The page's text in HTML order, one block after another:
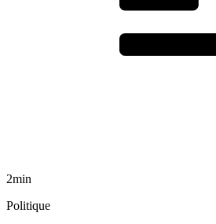
2min
Politique